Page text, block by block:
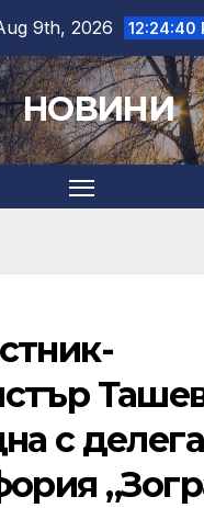
9th, 2026 12:24:41
НОВИНИ
с